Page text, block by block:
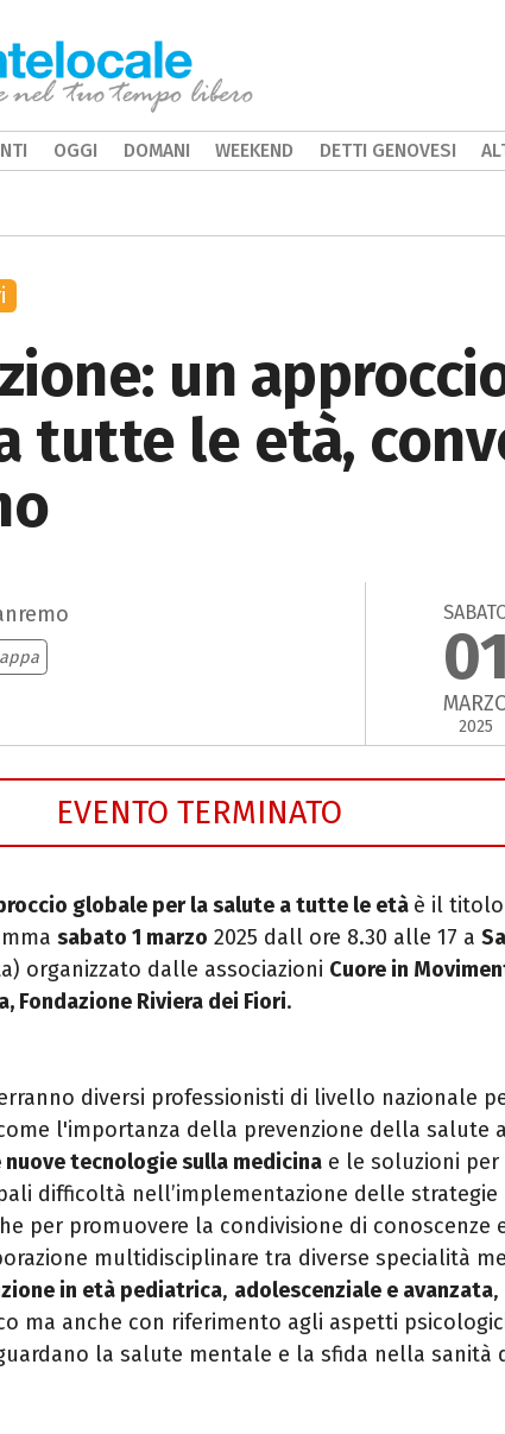
un
tutte le età,
01
2025
EVENTO TERMINATO
globale per la salute a tutte le età è il
sabato 1 marzo 2025 dall ore 8.30 alle 17 a
organizzato dalle associazioni Cuore in
Fondazione Riviera dei Fiori.
diversi professionisti di livello nazionale
l'importanza della prevenzione della salute
tecnologie sulla medicina e le soluzioni per
difficoltà nell’implementazione delle strategie
per promuovere la condivisione di conoscenze
multidisciplinare tra diverse specialità
in età pediatrica, adolescenziale e avanzata,
ma anche con riferimento agli aspetti
la salute mentale e la sfida nella sanità
OGGI DOMANI WEEKEND DETTI GENOVESI